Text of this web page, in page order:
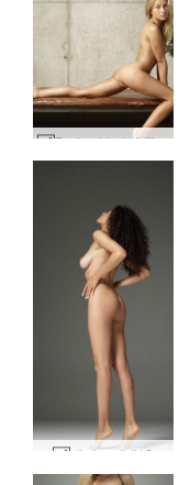
Darina LI 미적 즐거움 #25
테티 소개 #10